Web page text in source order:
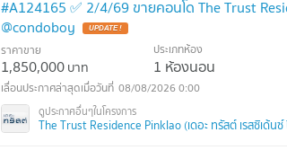
#A124165 ✅ 2/4/69 ขายคอนโด The Trust
@condoboy
ราคาขาย
1,850,000บาท
ประเภทห้อง
1 ห้องนอน
08/08/2026 0:00
The Trust Residence Pinklao (เดอะ ทรัสต์ เรสซิเด้นซ์